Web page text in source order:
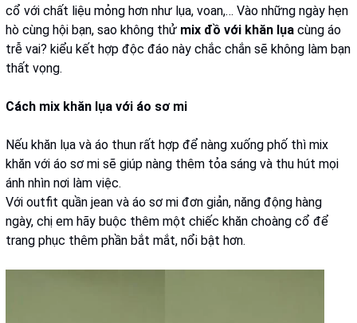
cổ với chất liệu mỏng hơn như lụa, voan,… Vào những ngày hẹn
hò cùng hội bạn, sao không thử mix đồ với khăn lụa cùng áo
trễ vai? kiểu kết hợp độc đáo này chắc chắn sẽ không làm bạn
thất vọng.
Cách mix khăn lụa với áo sơ mi
Nếu khăn lụa và áo thun rất hợp để nàng xuống phố thì mix
khăn với áo sơ mi sẽ giúp nàng thêm tỏa sáng và thu hút mọi
ánh nhìn nơi làm việc.
Với outfit quần jean và áo sơ mi đơn giản, năng động hàng
ngày, chị em hãy buộc thêm một chiếc khăn choàng cổ để
trang phục thêm phần bắt mắt, nổi bật hơn.